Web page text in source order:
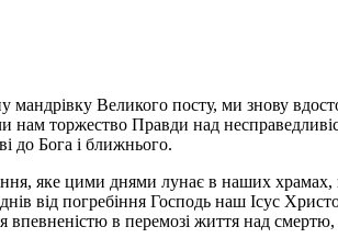
Великого посту, ми знову
нам торжество Правди над
до Бога і ближнього.
яке цими днями лунає в наших храмах,
від погребіння Господь наш Ісус
впевненістю в перемозі життя над